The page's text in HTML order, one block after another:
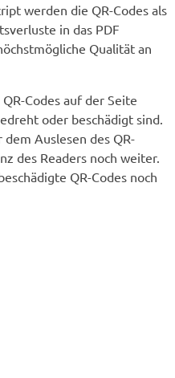
werden die QR-Codes als
in das PDF
Qualität an
Codes auf der Seite
oder beschädigt sind.
Auslesen des QR-
des Readers noch weiter.
QR-Codes noch